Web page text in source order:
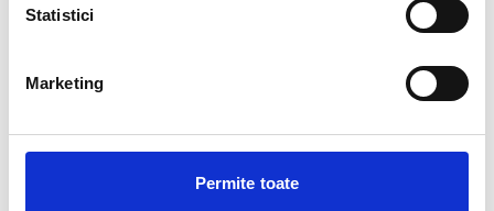
Statistici
Marketing
Permite toate